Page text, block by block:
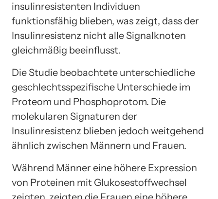
insulinresistenten Individuen
funktionsfähig blieben, was zeigt, dass der
Insulinresistenz nicht alle Signalknoten
gleichmäßig beeinflusst.
Die Studie beobachtete unterschiedliche
geschlechtsspezifische Unterschiede im
Proteom und Phosphoprotom. Die
molekularen Signaturen der
Insulinresistenz blieben jedoch weitgehend
ähnlich zwischen Männern und Frauen.
Während Männer eine höhere Expression
von Proteinen mit Glukosestoffwechsel